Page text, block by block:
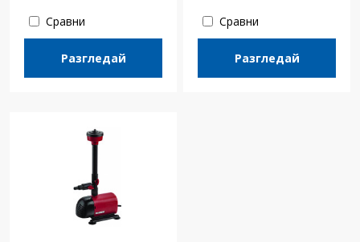
Сравни
Разгледай
Сравни
Разгледай